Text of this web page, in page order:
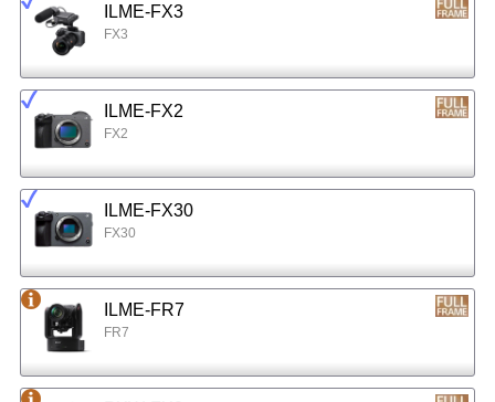
ILME-FX3
FX3
ILME-FX2
FX2
ILME-FX30
FX30
ILME-FR7
FR7